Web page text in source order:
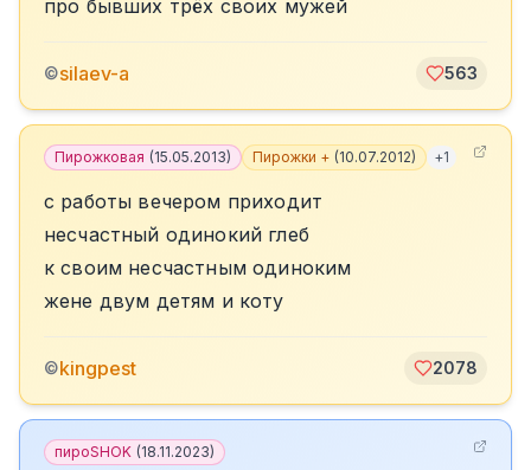
про бывших трёх своих мужей
©silaev-a 563
Пирожковая (15.05.2013) Пирожки + (10.07.2012) +1
с работы вечером приходит
несчастный одинокий глеб
к своим несчастным одиноким
жене двум детям и коту
©kingpest 2078
пироSHOK (18.11.2023)